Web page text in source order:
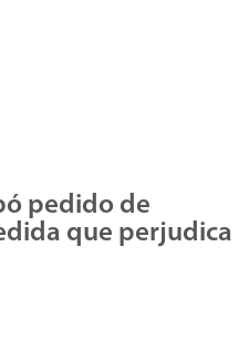
pedido de
que perjudica